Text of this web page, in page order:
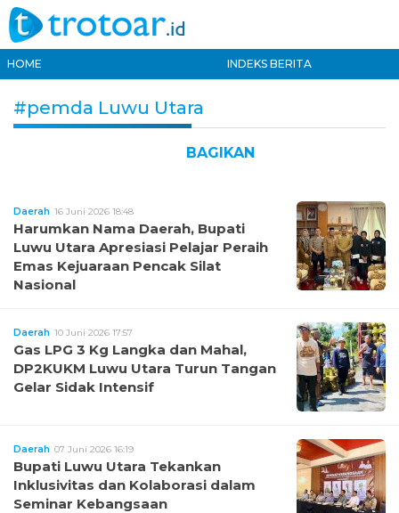
HOME INDEKS BERITA
#pemda Luwu Utara
BAGIKAN
Daerah 16 Juni 2026 18:48
Harumkan Nama Daerah, Bupati
Luwu Utara Apresiasi Pelajar Peraih
Emas Kejuaraan Pencak Silat
Nasional
Daerah 10 Juni 2026 17:57
Gas LPG 3 Kg Langka dan Mahal,
DP2KUKM Luwu Utara Turun Tangan
Gelar Sidak Intensif
Daerah 07 Juni 2026 16:19
Bupati Luwu Utara Tekankan
Inklusivitas dan Kolaborasi dalam
Seminar Kebangsaan